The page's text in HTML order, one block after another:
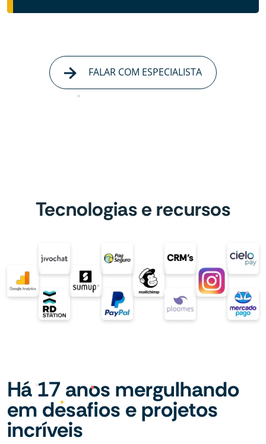
FALAR COM ESPECIALISTA
Tecnologias e recursos
Há 17 anos mergulhando
em desafios e projetos
incríveis